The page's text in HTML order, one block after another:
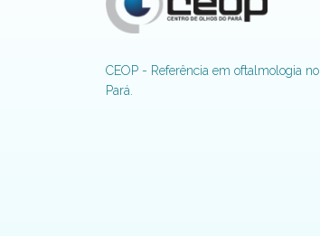
CEOP - Referência em oftalmologia no
Pará.